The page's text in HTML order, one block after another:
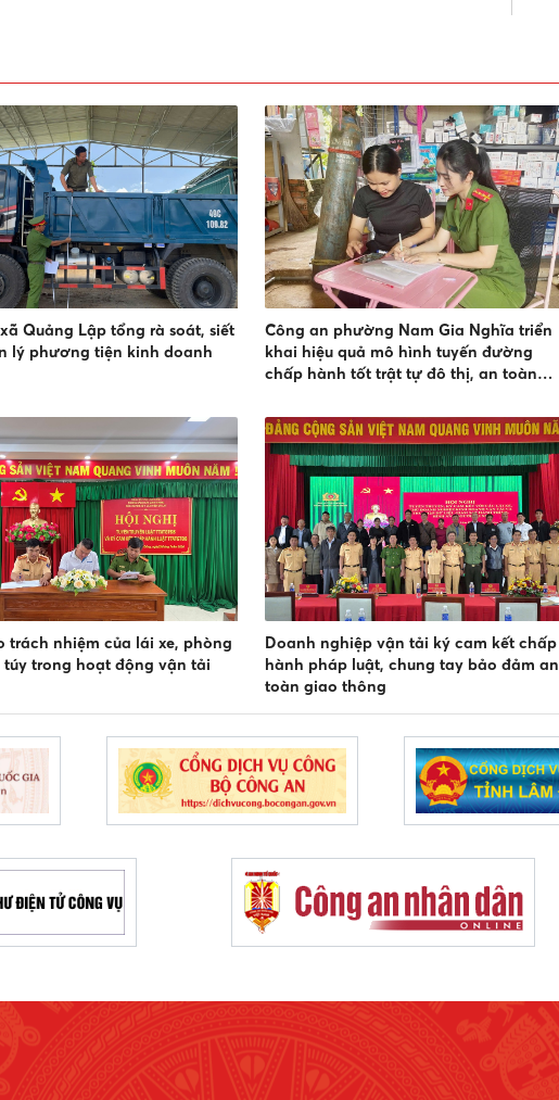
Quảng Lập tổng rà soát, siết
lý phương tiện kinh doanh
Công an phường Nam Gia Nghĩa triển
khai hiệu quả mô hình tuyến đường
chấp hành tốt trật tự đô thị, an toàn
trách nhiệm của lái xe, phòng
túy trong hoạt động vận tải
Doanh nghiệp vận tải ký cam kết chấp
hành pháp luật, chung tay bảo đảm an
toàn giao thông